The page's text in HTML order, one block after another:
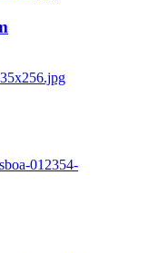
012354-